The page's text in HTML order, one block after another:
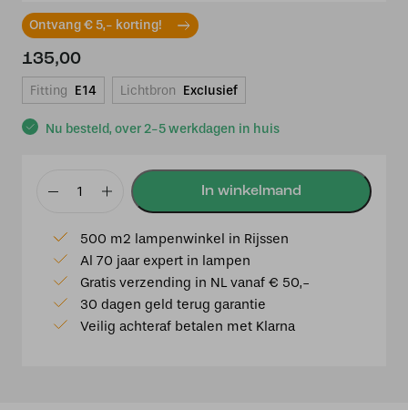
Ontvang € 5,- korting!
Nu besteld, over 2-5 werkdagen in huis
135,00
Fitting E14 Lichtbron Exclusief
Tiffany
Flow
Souplesse
aantal
500 m2 lampenwinkel in Rijssen
Al 70 jaar expert in lampen
Gratis verzending in NL vanaf € 50,-
30 dagen geld terug garantie
Veilig achteraf betalen met Klarna